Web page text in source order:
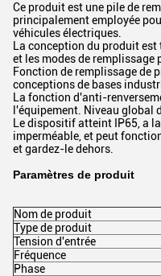
Ce produit est une pile de
principalement employée
véhicules électriques.
La conception du produit
et les modes de remplissage
Fonction de remplissage de
conceptions de bases
La fonction d'anti-
l'équipement. Niveau global
Le dispositif atteint IP65, a
imperméable, et peut
et gardez-le dehors.
Paramètres de produit
Nom de produit
Type de produit
Tension d'entrée
Fréquence
Phase